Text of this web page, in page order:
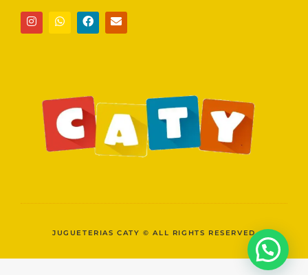
JUGUETERIAS CATY © ALL RIGHTS RESERVED